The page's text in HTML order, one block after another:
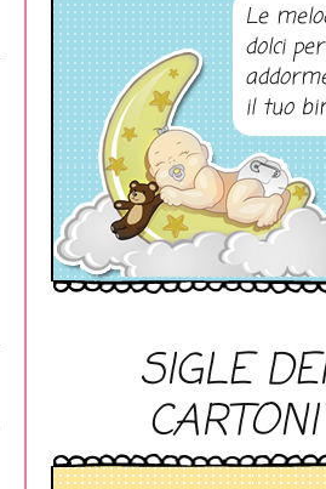
Le
dolci
il tuo
SIGLE DEI
CARTONI